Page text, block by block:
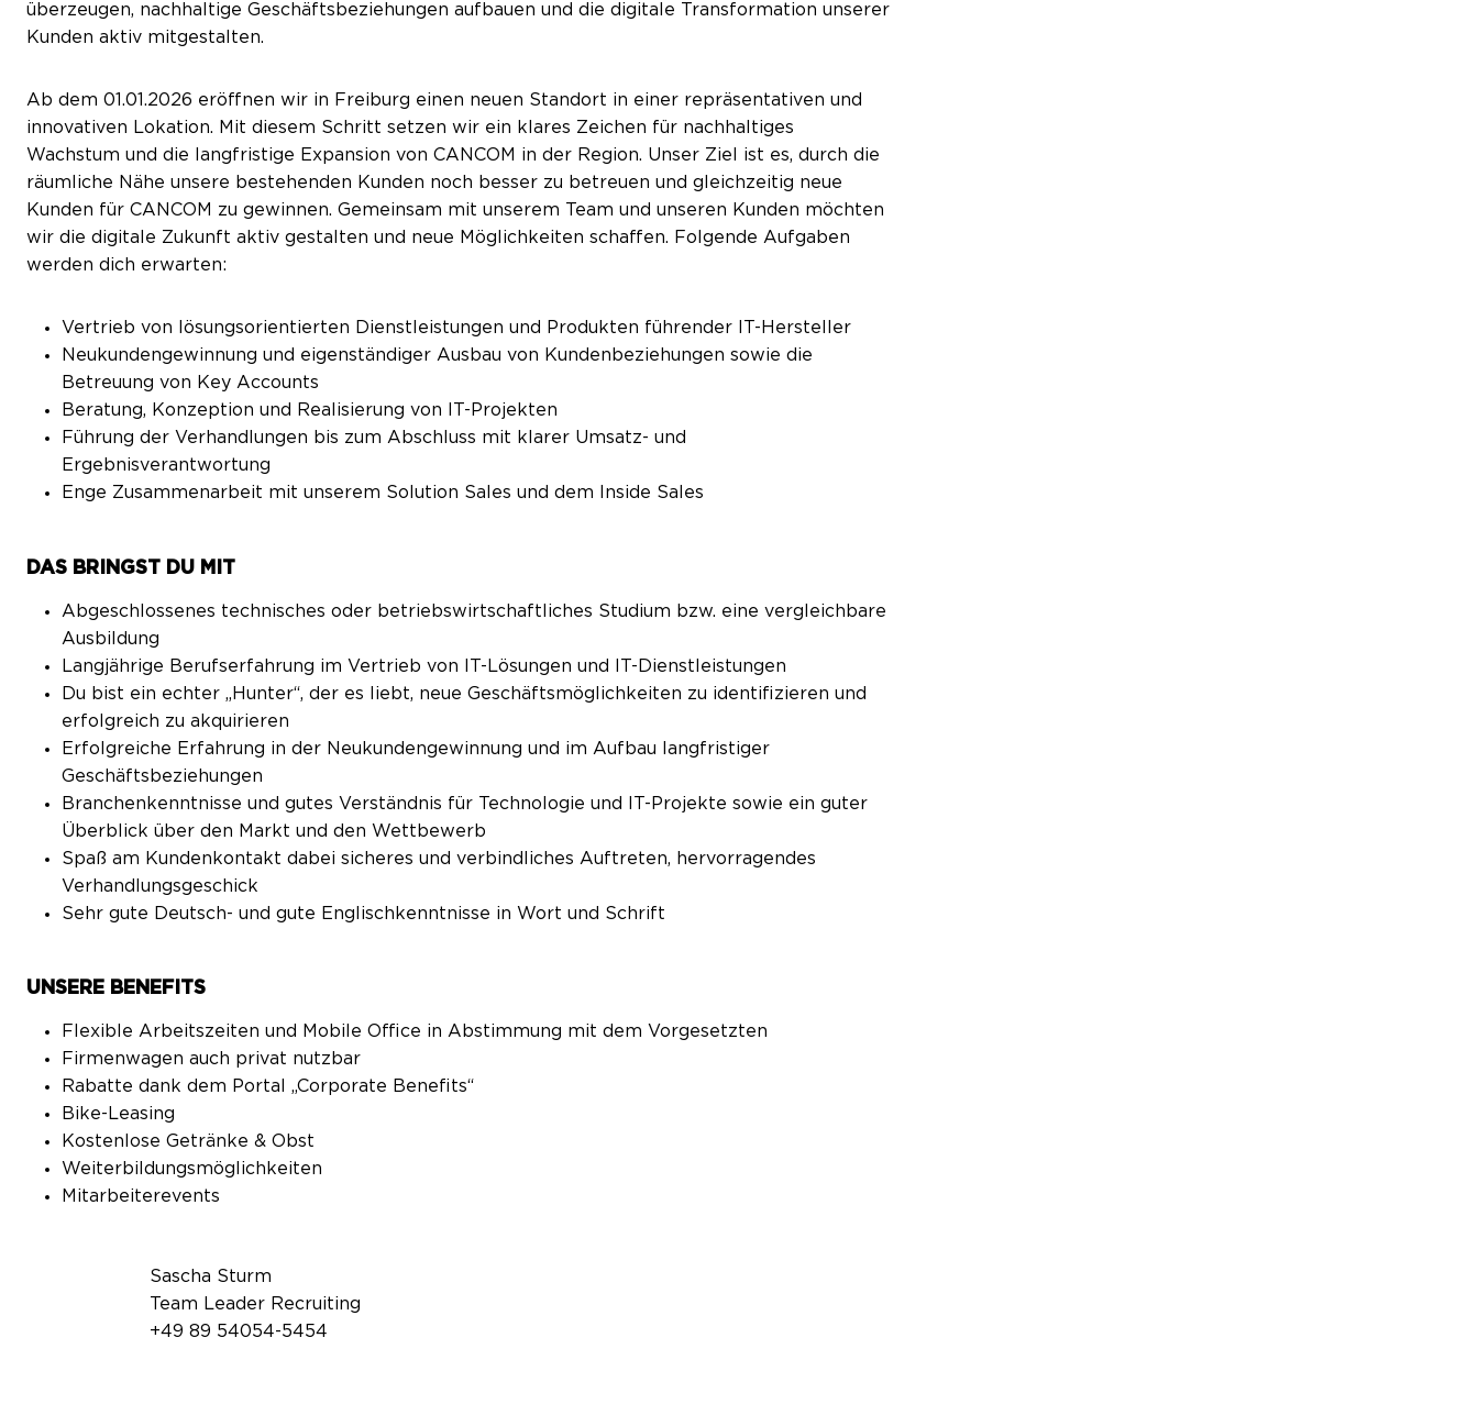
überzeugen, nachhaltige Geschäftsbeziehungen aufbauen und die digitale Transformation unserer
Kunden aktiv mitgestalten.
Ab dem 01.01.2026 eröffnen wir in Freiburg einen neuen Standort in einer repräsentativen und
innovativen Lokation. Mit diesem Schritt setzen wir ein klares Zeichen für nachhaltiges
Wachstum und die langfristige Expansion von CANCOM in der Region. Unser Ziel ist es, durch die
räumliche Nähe unsere bestehenden Kunden noch besser zu betreuen und gleichzeitig neue
Kunden für CANCOM zu gewinnen. Gemeinsam mit unserem Team und unseren Kunden möchten
wir die digitale Zukunft aktiv gestalten und neue Möglichkeiten schaffen. Folgende Aufgaben
werden dich erwarten:
Vertrieb von lösungsorientierten Dienstleistungen und Produkten führender IT-Hersteller
Neukundengewinnung und eigenständiger Ausbau von Kundenbeziehungen sowie die
Betreuung von Key Accounts
Beratung, Konzeption und Realisierung von IT-Projekten
Führung der Verhandlungen bis zum Abschluss mit klarer Umsatz- und
Ergebnisverantwortung
Enge Zusammenarbeit mit unserem Solution Sales und dem Inside Sales
DAS BRINGST DU MIT
Abgeschlossenes technisches oder betriebswirtschaftliches Studium bzw. eine vergleichbare
Ausbildung
Langjährige Berufserfahrung im Vertrieb von IT-Lösungen und IT-Dienstleistungen
Du bist ein echter „Hunter“, der es liebt, neue Geschäftsmöglichkeiten zu identifizieren und
erfolgreich zu akquirieren
Erfolgreiche Erfahrung in der Neukundengewinnung und im Aufbau langfristiger
Geschäftsbeziehungen
Branchenkenntnisse und gutes Verständnis für Technologie und IT-Projekte sowie ein guter
Überblick über den Markt und den Wettbewerb
Spaß am Kundenkontakt dabei sicheres und verbindliches Auftreten, hervorragendes
Verhandlungsgeschick
Sehr gute Deutsch- und gute Englischkenntnisse in Wort und Schrift
UNSERE BENEFITS
Flexible Arbeitszeiten und Mobile Office in Abstimmung mit dem Vorgesetzten
Firmenwagen auch privat nutzbar
Rabatte dank dem Portal „Corporate Benefits“
Bike-Leasing
Kostenlose Getränke & Obst
Weiterbildungsmöglichkeiten
Mitarbeiterevents
Sascha Sturm
Team Leader Recruiting
+49 89 54054-5454